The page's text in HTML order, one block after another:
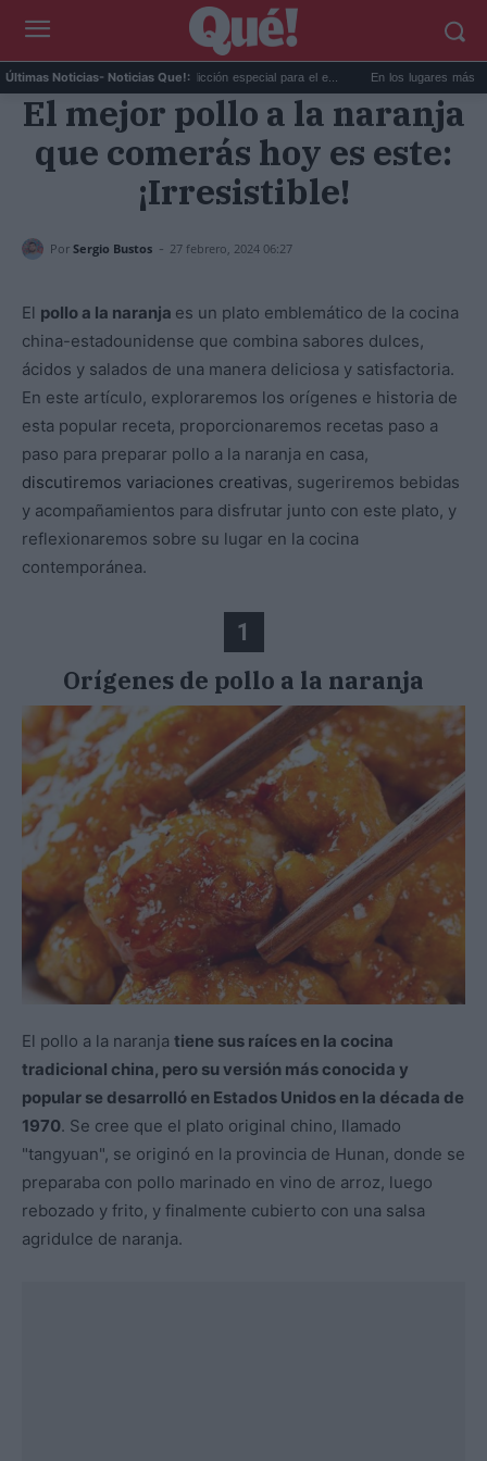
Últimas Noticias- Noticias Que!:
AEMET prepara una predicción especial para el e... En los lugares más
El mejor pollo a la naranja
que comerás hoy es este:
¡Irresistible!
Por Sergio Bustos - 27 febrero, 2024 06:27
El pollo a la naranja es un plato emblemático de la cocina
china-estadounidense que combina sabores dulces,
ácidos y salados de una manera deliciosa y satisfactoria.
En este artículo, exploraremos los orígenes e historia de
esta popular receta, proporcionaremos recetas paso a
paso para preparar pollo a la naranja en casa,
discutiremos variaciones creativas, sugeriremos bebidas
y acompañamientos para disfrutar junto con este plato, y
reflexionaremos sobre su lugar en la cocina
contemporánea.
1
Orígenes de pollo a la naranja
El pollo a la naranja tiene sus raíces en la cocina
tradicional china, pero su versión más conocida y
popular se desarrolló en Estados Unidos en la década de
1970. Se cree que el plato original chino, llamado
"tangyuan", se originó en la provincia de Hunan, donde se
preparaba con pollo marinado en vino de arroz, luego
rebozado y frito, y finalmente cubierto con una salsa
agridulce de naranja.